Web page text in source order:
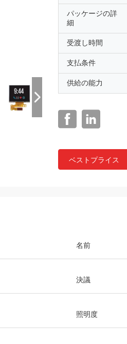
パッケージの詳
細
受渡し時間
支払条件
供給の能力
ベストプライス
名前
決議
照明度